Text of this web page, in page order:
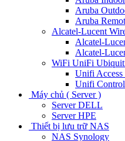
Aruba
Aruba
Alcatel-Lucent
Alcatel-
Alcatel-
WiFi UniFi
Unifi
Unifi
Máy chủ ( Server )
Server DELL
Server HPE
Thiết bị lưu trữ NAS
NAS Synology